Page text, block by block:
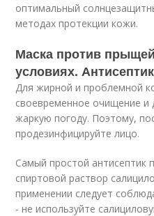
оптимальный
методах протекции кожи.
Маска против
условиях.
Для жирной и проблемной
своевременное очищение и
жаркую погоду. Поэтому,
продезинфицируйте лицо.
Самый простой антисептик
спиртовой раствор
применении следует
- не используйте